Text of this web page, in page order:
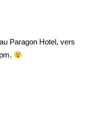
Paragon Hotel, vers